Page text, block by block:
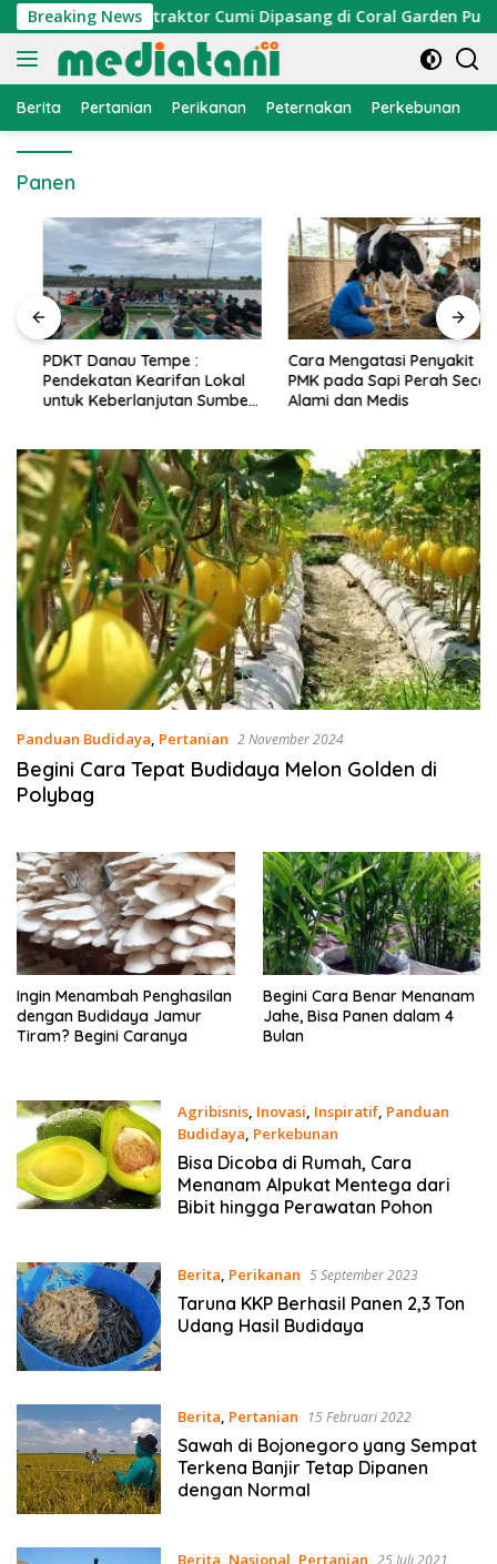
Langsung
ke
konten
Breaking News
Nelayan, Atraktor Cumi Dipasang di Coral Garden Pulau
Berita Pertanian Perikanan Peternakan Perkebunan
Panen
PDKT Danau Tempe :
Pendekatan Kearifan Lokal
untuk Keberlanjutan Sumber
Cara Mengatasi Penyakit
PMK pada Sapi Perah Secara
Alami dan Medis
Panduan Budidaya, Pertanian 2 November 2024
Begini Cara Tepat Budidaya Melon Golden di
Polybag
Ingin Menambah Penghasilan
dengan Budidaya Jamur
Tiram? Begini Caranya
Begini Cara Benar Menanam
Jahe, Bisa Panen dalam 4
Bulan
Agribisnis, Inovasi, Inspiratif, Panduan
Budidaya, Perkebunan
29 Oktober 2023
Bisa Dicoba di Rumah, Cara
Menanam Alpukat Mentega dari
Bibit hingga Perawatan Pohon
Berita, Perikanan 5 September 2023
Taruna KKP Berhasil Panen 2,3 Ton
Udang Hasil Budidaya
Berita, Pertanian 15 Februari 2022
Sawah di Bojonegoro yang Sempat
Terkena Banjir Tetap Dipanen
dengan Normal
Berita, Nasional, Pertanian 25 Juli 2021